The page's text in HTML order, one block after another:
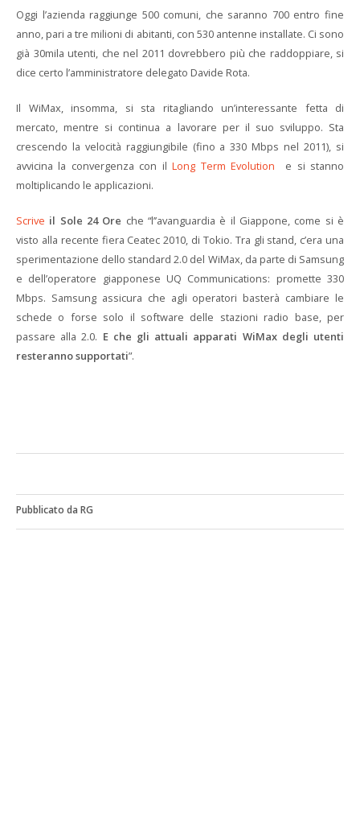
Oggi l’azienda raggiunge 500 comuni, che saranno 700 entro fine
anno, pari a tre milioni di abitanti, con 530 antenne installate. Ci sono
già 30mila utenti, che nel 2011 dovrebbero più che raddoppiare, si
dice certo l’amministratore delegato Davide Rota.
Il WiMax, insomma, si sta ritagliando un’interessante fetta di
mercato, mentre si continua a lavorare per il suo sviluppo. Sta
crescendo la velocità raggiungibile (fino a 330 Mbps nel 2011), si
avvicina la convergenza con ilLong Term Evolution
e si stanno
moltiplicando le applicazioni.
Scrive il Sole 24 Ore che “l’’avanguardia è il Giappone, come si è
visto alla recente fiera Ceatec 2010, di Tokio. Tra gli stand, c’era una
sperimentazione dello standard 2.0 del WiMax, da parte di Samsung
e dell’operatore giapponese UQ Communications: promette 330
Mbps. Samsung assicura che agli operatori basterà cambiare le
schede o forse solo il software delle stazioni radio base, per
passare alla 2.0. E che gli attuali apparati WiMax degli utenti
resteranno supportati”.
Pubblicato da RG